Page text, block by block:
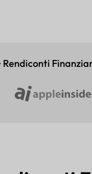
Rendiconti